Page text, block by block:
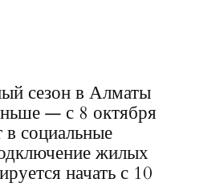
сезон в Алматы
— с 8 октября
в социальные
жилых
начать с 10